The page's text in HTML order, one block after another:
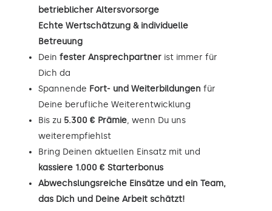
betrieblicher Altersvorsorge
Echte Wertschätzung & individuelle
Betreuung
Dein fester Ansprechpartner ist immer für
Dich da
Spannende Fort- und Weiterbildungen für
Deine berufliche Weiterentwicklung
Bis zu 5.300 € Prämie, wenn Du uns
weiterempfiehlst
Bring Deinen aktuellen Einsatz mit und
kassiere 1.000 € Starterbonus
Abwechslungsreiche Einsätze und ein Team,
das Dich und Deine Arbeit schätzt!